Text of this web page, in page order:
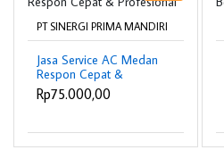
PT SINERGI PRIMA MANDIRI
Jasa Service AC Medan
Respon Cepat &
Profesional
Rp75.000,00